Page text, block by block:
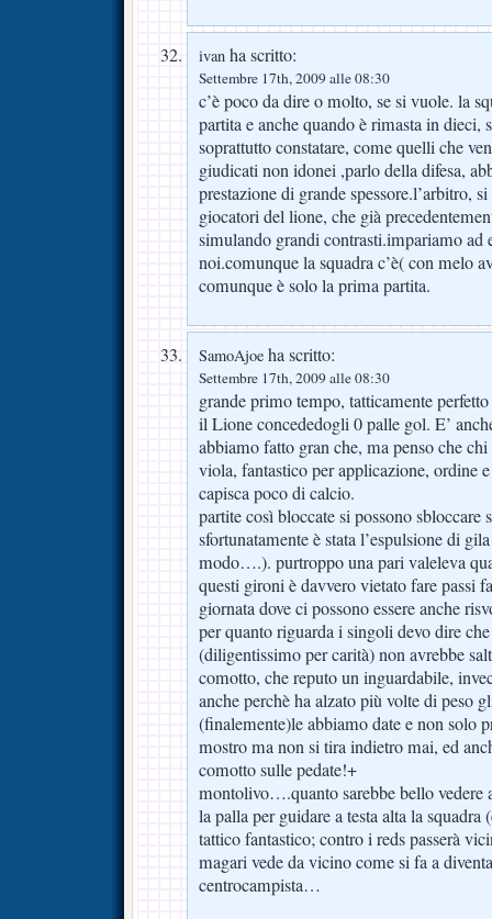
ivan ha scritto:
Settembre 17th, 2009 alle 08:30
c’è poco da dire o molto, se si vuole. la
partita e anche quando è rimasta in dieci,
soprattutto constatare, come quelli che
giudicati non idonei ,parlo della difesa,
prestazione di grande spessore.l’arbitro,
giocatori del lione, che già
simulando grandi contrasti.impariamo ad
noi.comunque la squadra c’è( con melo
comunque è solo la prima partita.
SamoAjoe ha scritto:
Settembre 17th, 2009 alle 08:30
grande primo tempo, tatticamente
il Lione concededogli 0 palle gol. E’
abbiamo fatto gran che, ma penso che
viola, fantastico per applicazione, ordine
capisca poco di calcio.
partite così bloccate si possono sbloccare
sfortunatamente è stata l’espulsione di
modo….). purtroppo una pari valeleva
questi gironi è davvero vietato fare passi
giornata dove ci possono essere anche
per quanto riguarda i singoli devo dire
(diligentissimo per carità) non avrebbe
comotto, che reputo un inguardabile,
anche perchè ha alzato più volte di peso
(finalemente)le abbiamo date e non solo
mostro ma non si tira indietro mai, ed
comotto sulle pedate!+
montolivo….quanto sarebbe bello vedere
la palla per guidare a testa alta la
tattico fantastico; contro i reds passerà
magari vede da vicino come si fa a
centrocampista…